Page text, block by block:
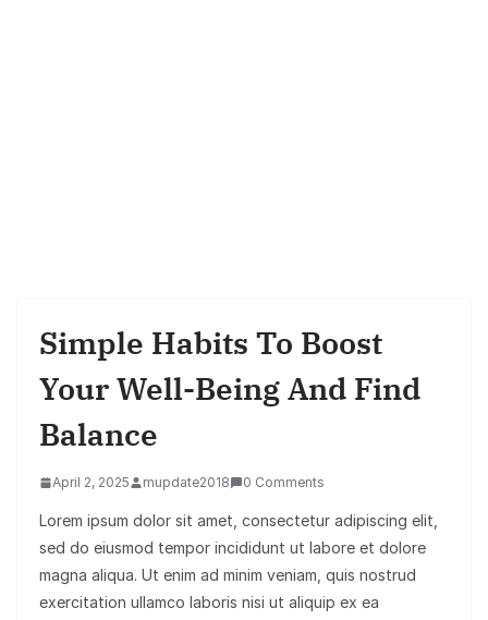
Simple Habits To Boost
Your Well-Being And Find
Balance
April 2, 2025 mupdate2018 0 Comments
Lorem ipsum dolor sit amet, consectetur adipiscing elit,
sed do eiusmod tempor incididunt ut labore et dolore
magna aliqua. Ut enim ad minim veniam, quis nostrud
exercitation ullamco laboris nisi ut aliquip ex ea